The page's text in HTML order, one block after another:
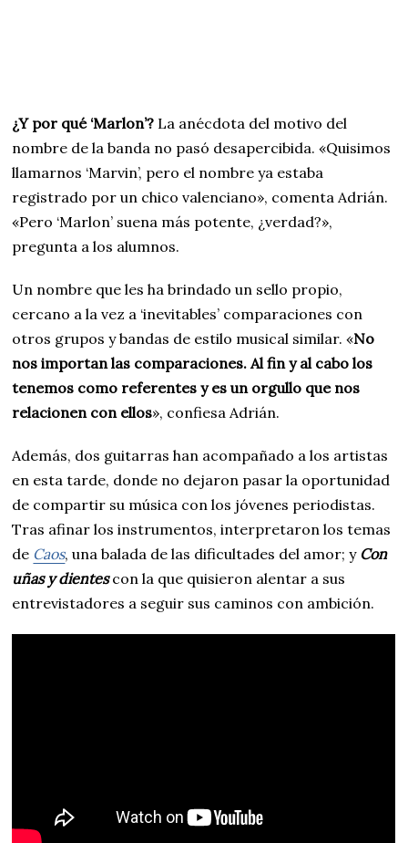
¿Y por qué ‘Marlon’? La anécdota del motivo del
nombre de la banda no pasó desapercibida. «Quisimos
llamarnos ‘Marvin’, pero el nombre ya estaba
registrado por un chico valenciano», comenta Adrián.
«Pero ‘Marlon’ suena más potente, ¿verdad?»,
pregunta a los alumnos.
Un nombre que les ha brindado un sello propio,
cercano a la vez a ‘inevitables’ comparaciones con
otros grupos y bandas de estilo musical similar. «No
nos importan las comparaciones. Al fin y al cabo los
tenemos como referentes y es un orgullo que nos
relacionen con ellos», confiesa Adrián.
Además, dos guitarras han acompañado a los artistas
en esta tarde, donde no dejaron pasar la oportunidad
de compartir su música con los jóvenes periodistas.
Tras afinar los instrumentos, interpretaron los temas
de Caos, una balada de las dificultades del amor; y Con
uñas y dientescon la que quisieron alentar a sus
entrevistadores a seguir sus caminos con ambición.